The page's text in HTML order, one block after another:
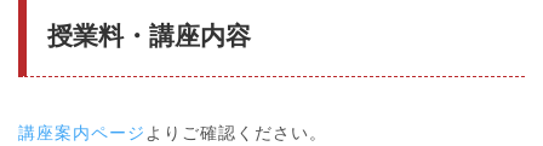
授業料・講座内容
講座案内ページ よりご確認ください。